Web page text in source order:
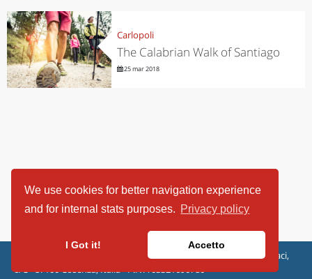
We use cookies for better navigation experience
and for internal stats purposes. Privacy policy
I Got it! Accetto
Carlopoli
The Calabrian Walk of Santiago
25 mar 2018
ViaggiArt - © 2013-2026 Altrama Italia SRL | Piazza Caduti di Capaci,
6/C - 87100 Cosenza, Italia - P.IVA 03321690780